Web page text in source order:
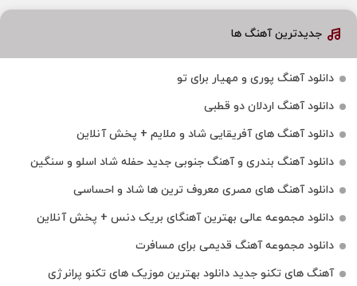
جدیدترین آهنگ ها
دانلود آهنگ پوری و مهیار برای تو
دانلود آهنگ اردلان دو قطبی
دانلود آهنگ های آفریقایی شاد و ملایم + پخش آنلاین
دانلود آهنگ بندری و آهنگ جنوبی جدید حفله شاد اسلو و سنگین
دانلود آهنگ های مصری معروف ترین ها شاد و احساسی
دانلود مجموعه عالی بهترین آهنگای بریک دنس + پخش آنلاین
دانلود مجموعه آهنگ قدیمی برای مسافرت
آهنگ های تکنو جدید دانلود بهترین موزیک های تکنو پرانرژی